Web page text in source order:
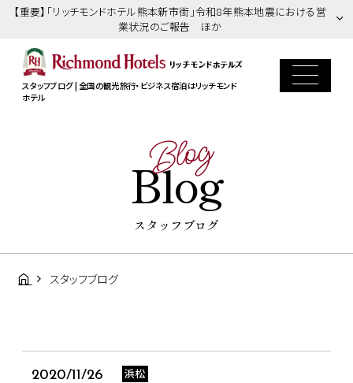
【重要】「リッチモンドホテル熊本新市街」令和8年熊本地震における営
業状況のご報告 ほか
スタッフブログ | 全国の観光旅行・ビジネス宿泊はリッチモンド
ホテル
Blog
Blog
スタッフブログ
スタッフブログ
2020/11/26 浜松